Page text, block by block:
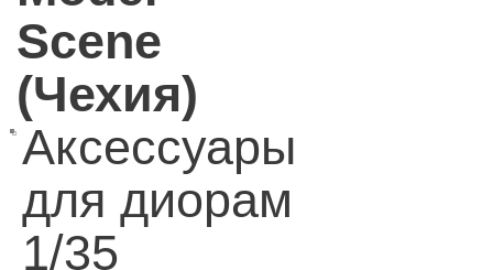
Scene
(Чехия)
Аксессуары
для диорам
1/35